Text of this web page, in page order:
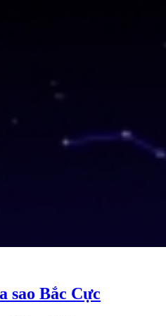
sao Bắc Cực